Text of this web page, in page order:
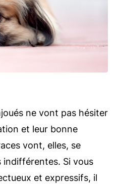
ne vont pas hésiter
et leur bonne
vont, elles, se
indifférentes. Si vous
et expressifs, il